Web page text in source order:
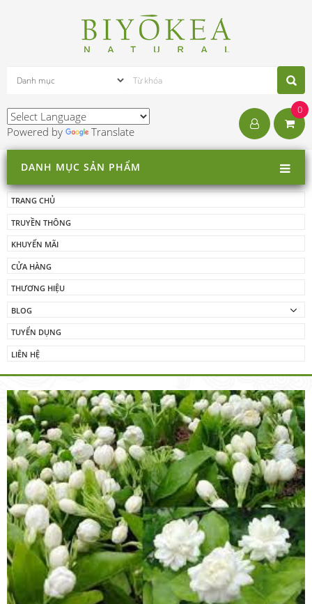
Powered by Translate
0
DANH MỤC SẢN PHẨM
TRANG CHỦ
TRUYỀN THÔNG
KHUYẾN MÃI
CỬA HÀNG
THƯƠNG HIỆU
BLOG
TUYỂN DỤNG
LIÊN HỆ